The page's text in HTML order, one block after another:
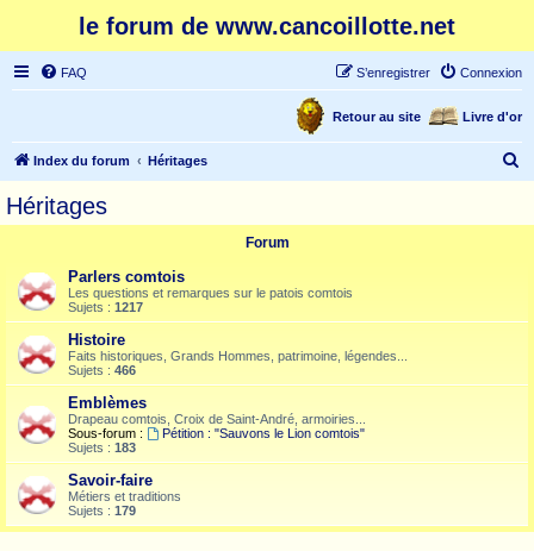
le forum de www.cancoillotte.net
FAQ Connexion
S’enregistrer
Livre d'or
Retour au site
Index du forum Héritages
e
Héritages
Forum
Parlers comtois
Les questions et remarques sur le patois comtois
Sujets : 1217
Histoire
Faits historiques, Grands Hommes, patrimoine, légendes...
Sujets : 466
Emblèmes
Drapeau comtois, Croix de Saint-André, armoiries...
Sous-forum :
Pétition : "Sauvons le Lion comtois"
Sujets : 183
Savoir-faire
Métiers et traditions
Sujets : 179